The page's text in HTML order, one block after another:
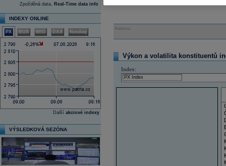
Zpožděná data, Real-Time data info
INDEXY ONLINE
PX BUX WIG DAX Nasdaq
Další akciové indexy
VÝSLEDKOVÁ SEZÓNA
Reklama
Výkon a volatilita konstituentů
Index: